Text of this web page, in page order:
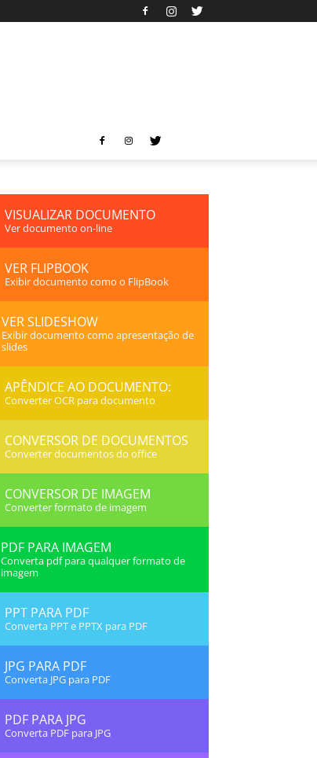
VISUALIZAR DOCUMENTO
Ver documento on-line
VER FLIPBOOK
Exibir documento como o FlipBook
VER SLIDESHOW
Exibir documento como apresentação de
slides
APÊNDICE AO DOCUMENTO:
Converter OCR para documento
CONVERSOR DE DOCUMENTOS
Converter documentos do office
CONVERSOR DE IMAGEM
Converter formato de imagem
PDF PARA IMAGEM
Converta pdf para qualquer formato de
imagem
PPT PARA PDF
Converta PPT e PPTX para PDF
JPG PARA PDF
Converta JPG para PDF
PDF PARA JPG
Converta PDF para JPG